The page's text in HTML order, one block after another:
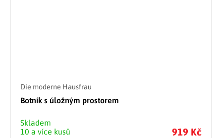
Die moderne Hausfrau
Botník s úložným prostorem
Skladem
10 a více kusů
919 Kč